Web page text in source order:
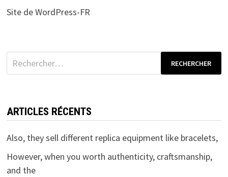
Site de WordPress-FR
Rechercher :
ARTICLES RÉCENTS
Also, they sell different replica equipment like bracelets,
However, when you worth authenticity, craftsmanship,
and the